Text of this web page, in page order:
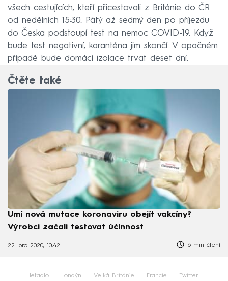
všech cestujících, kteří přicestovali z Británie do ČR
od nedělních 15:30. Pátý až sedmý den po příjezdu
do Česka podstoupí test na nemoc COVID-19. Když
bude test negativní, karanténa jim skončí. V opačném
případě bude domácí izolace trvat deset dní.
Čtěte také
Umí nová mutace koronaviru obejít vakcíny?
Výrobci začali testovat účinnost
22. pro 2020, 10:42 6 min čtení
letadlo Londýn Velká Británie Francie Twitter